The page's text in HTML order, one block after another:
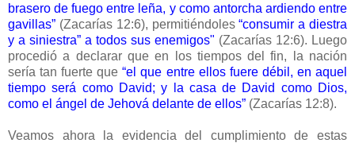
brasero de fuego entre leña, y como antorcha ardiendo entre
gavillas” (Zacarías 12:6), permitiéndoles“consumir a diestra
y a siniestra” a todos sus enemigos" (Zacarías 12:6). Luego
procedió a declarar que en los tiempos del fin, la nación
sería tan fuerte que“el que entre ellos fuere débil, en aquel
tiempo será como David; y la casa de David como Dios,
como el ángel de Jehová delante de ellos” (Zacarías 12:8).
Veamos ahora la evidencia del cumplimiento de estas